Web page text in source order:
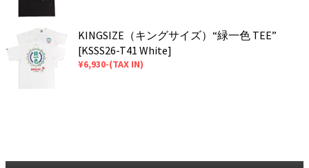
KINGSIZE（キングサイズ）“緑一色 TEE”
[KSSS26-T41 White]
¥6,930-(TAX IN)